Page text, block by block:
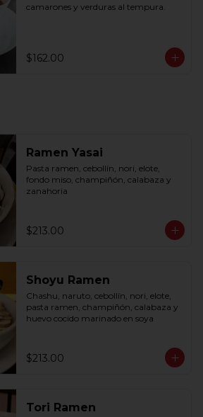
camarones y verduras al tempura.
$162.00
Ramen Yasai
Pasta ramen, cebollín, nori, elote,
fondo miso, champiñón, calabaza y
zanahoria
$213.00
Shoyu Ramen
Chashu, naruto, cebollín, nori, elote,
pasta ramen, champiñón, calabaza y
huevo cocido marinado en soya
$213.00
Tori Ramen